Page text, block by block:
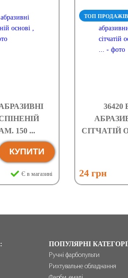
150 ...
КУПИТИ
Є в магазині
ТОП ПРОДАЖІВ
СІТЧАТІЙ
24 грн
ПОПУЛЯРНІ
Ручні фарбопульти
Рихтувальне обладнання